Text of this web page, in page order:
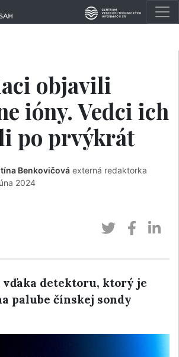
objavili
ióny. Vedci ich
po prvýkrát
Benkovičová externá redaktorka
2024
vďaka detektoru, ktorý je
palube čínskej sondy